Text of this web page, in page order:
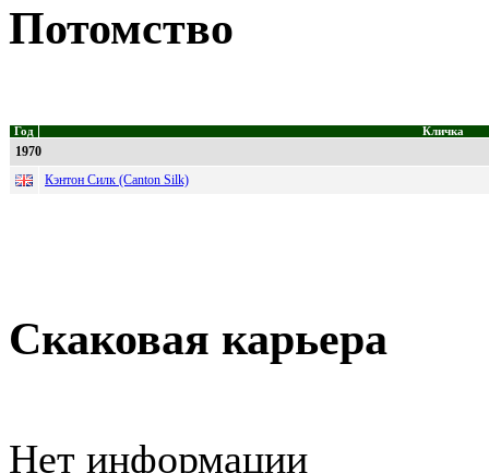
Потомство
Год Кличка
1970
Кэнтон Силк (Canton Silk)
Скаковая карьера
Нет информации